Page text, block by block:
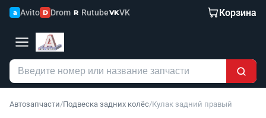
a Avito D Drom R RutubeVKVK Корзина
Автозапчасти/Подвеска задних колёс/Кулак задний правый